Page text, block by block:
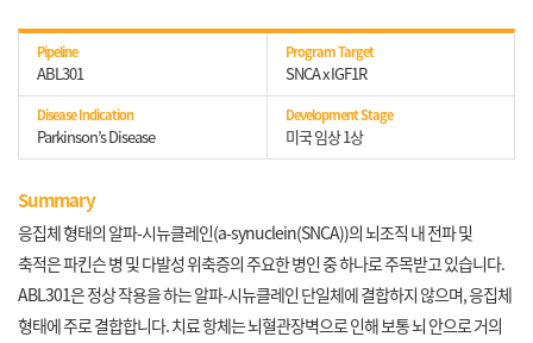
Pipeline
ABL301
Program Target
SNCA x IGF1R
Disease Indication
Parkinson’s Disease
Development Stage
미국 임상 1상
Summary
응집체 형태의 알파-시뉴클레인(a-synuclein(SNCA))의 뇌조직 내 전파 및
축적은 파킨슨 병 및 다발성 위축증의 주요한 병인 중 하나로 주목받고 있습니다.
ABL301은 정상 작용을 하는 알파-시뉴클레인 단일체에 결합하지 않으며, 응집체
형태에 주로 결합합니다. 치료 항체는 뇌혈관장벽으로 인해 보통 뇌 안으로 거의